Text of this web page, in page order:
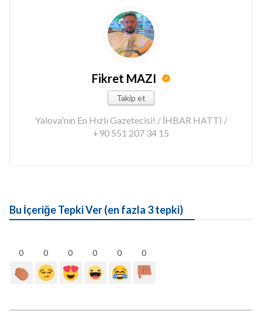
Fikret MAZI
Takip et
Yalova'nın En Hızlı Gazetecisi! / İHBAR HATTI /
+90 551 207 34 15
Bu İçeriğe Tepki Ver (en fazla 3 tepki)
0 0 0 0 0 0